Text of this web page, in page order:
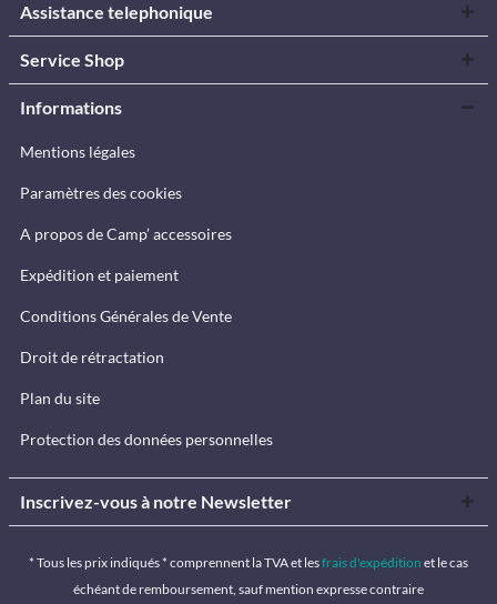
Assistance telephonique
Service Shop
Informations
Mentions légales
Paramètres des cookies
A propos de Camp’ accessoires
Expédition et paiement
Conditions Générales de Vente
Droit de rétractation
Plan du site
Protection des données personnelles
Inscrivez-vous à notre Newsletter
* Tous les prix indiqués * comprennent la TVA et lesfrais d'expédition et le cas
échéant de remboursement, sauf mention expresse contraire